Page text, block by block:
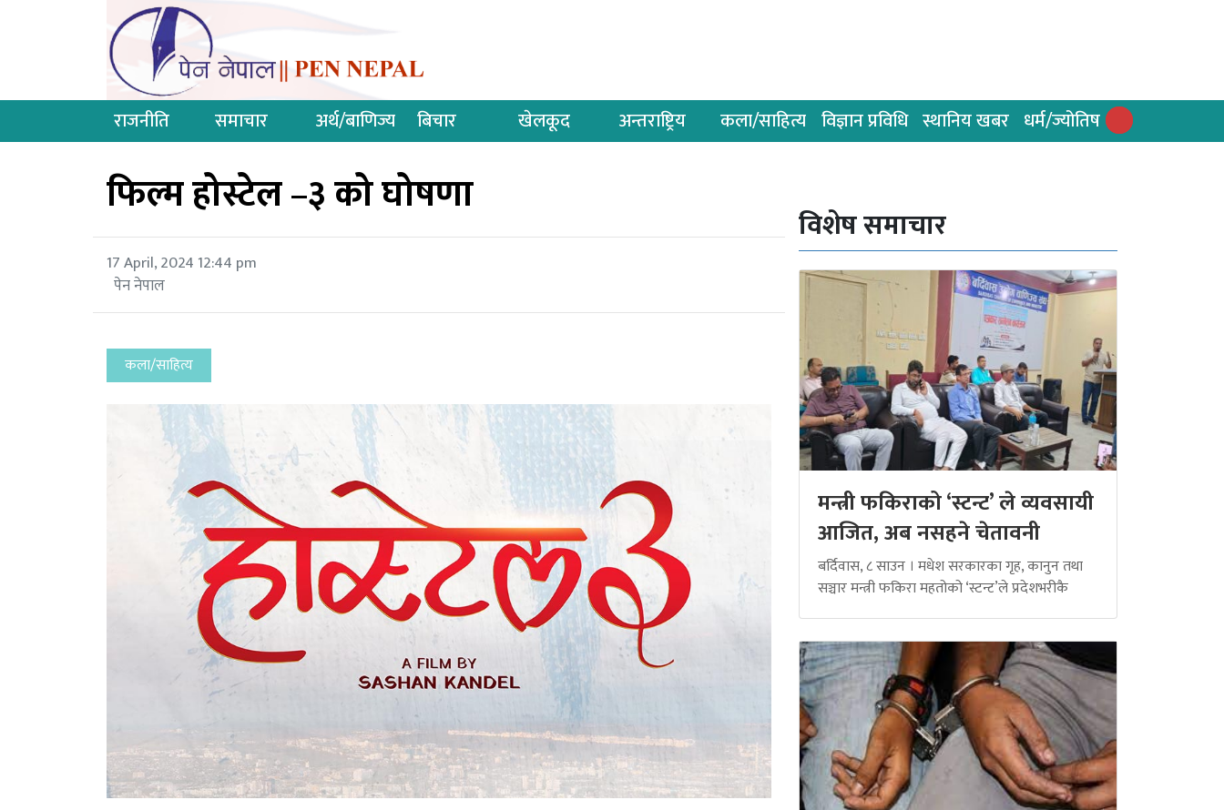
राजनीति समाचार अर्थ/बाणिज्य बिचार खेलकूद अन्तराष्ट्रिय कला/साहित्य विज्ञान प्रविधि स्थानिय खबर धर्म/ज्योतिष
फिल्म होस्टेल –३ को घोषणा
17 April, 2024 12:44 pm
पेन नेपाल
कला/साहित्य
विशेष समाचार
मन्त्री फकिराको ‘स्टन्ट’ ले व्यवसायी
आजित, अब नसहने चेतावनी
बर्दिवास, ८ साउन । मधेश सरकारका गृह, कानुन तथा
सञ्चार मन्त्री फकिरा महतोको ‘स्टन्ट’ले प्रदेशभरीकै